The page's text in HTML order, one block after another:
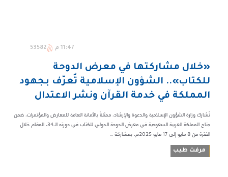
11:47 م 53582
«خلال مشاركتها في معرض الدوحة
للكتاب».. الشؤون الإسلامية تُعرّف بجهود
المملكة في خدمة القرآن ونشر الاعتدال
تُشارك وزارة الشؤون الإسلامية والدعوة والإرشاد، ممثلةً بالأمانة العامة للمعارض والمؤتمرات، ضمن
جناح المملكة العربية السعودية في معرض الدوحة الدولي للكتاب في دورته الـ34، المقام خلال
الفترة من 8 مايو إلى 17 مايو 2025م، بمشاركة ...
مرفت طيب